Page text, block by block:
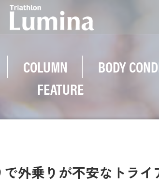
COLUMN
BODY
FEATURE
で外乗りが不安なトライ